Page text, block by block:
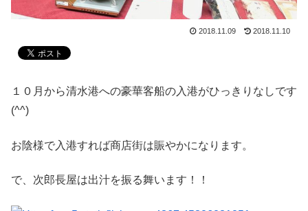
2018.11.09 2018.11.10
１０月から清水港への豪華客船の入港がひっきりなしです
(^^)
お陰様で入港すれば商店街は賑やかになります。
で、次郎長屋は出汁を振る舞います！！